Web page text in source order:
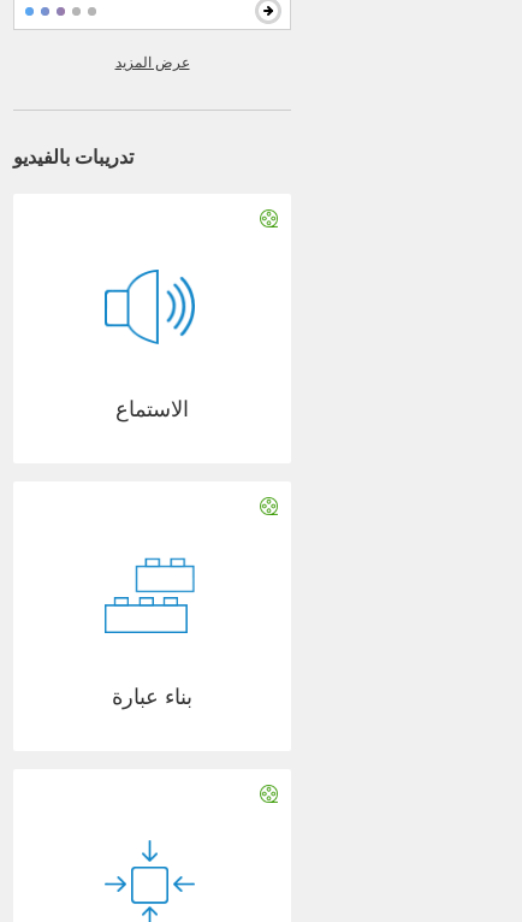
عرض المزيد
تدريبات بالفيديو
الاستماع
بناء عبارة